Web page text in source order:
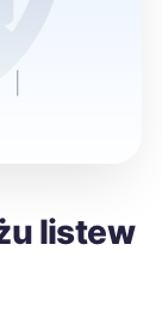
listew